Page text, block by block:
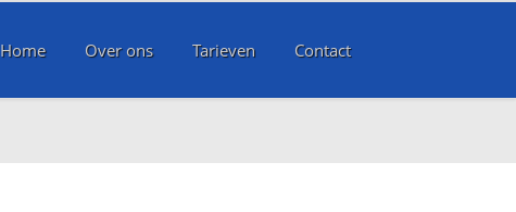
Home Over ons Tarieven Contact